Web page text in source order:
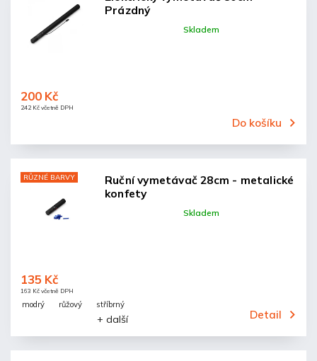
Prázdný
Skladem
242 Kč včetně DPH
200 Kč
Do košíku
RŮZNÉ BARVY
Ruční vymetávač 28cm - metalické
konfety
Skladem
163 Kč včetně DPH
135 Kč
Detail
modrý růžový stříbrný
+ další